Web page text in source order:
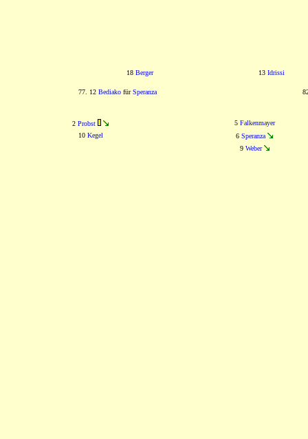
18 Berger 13 Idrissi
77. 12 Bediako fürSperanza
2 Probst 5 Falkenmayer
10 Kegel 6 Speranza
9 Weber